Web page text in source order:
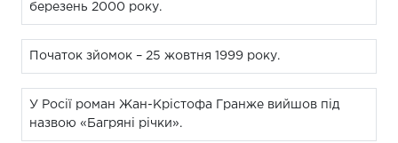
березень 2000 року.
Початок зйомок – 25 жовтня 1999 року.
У Росії роман Жан-Крістофа Гранже вийшов під
назвою «Багряні річки».